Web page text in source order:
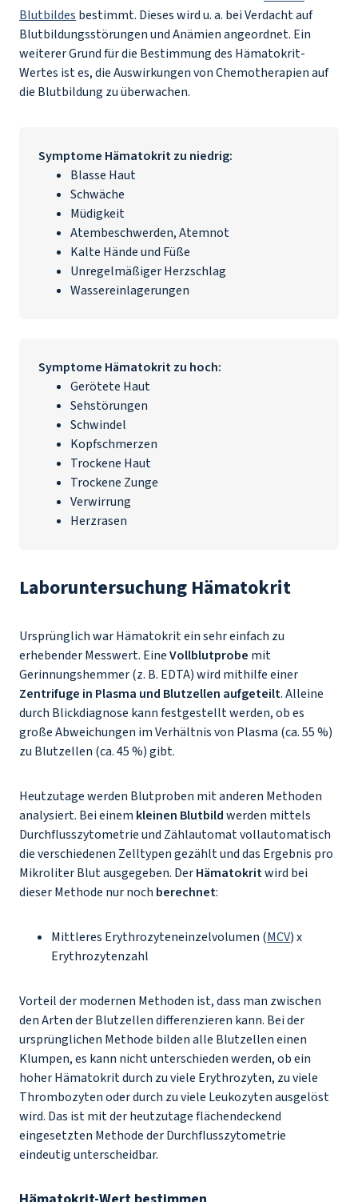
Blutbildes bestimmt. Dieses wird u. a. bei Verdacht auf
Blutbildungsstörungen und Anämien angeordnet. Ein
weiterer Grund für die Bestimmung des Hämatokrit-
Wertes ist es, die Auswirkungen von Chemotherapien auf
die Blutbildung zu überwachen.
Symptome Hämatokrit zu niedrig:
Blasse Haut
Schwäche
Müdigkeit
Atembeschwerden,Atemnot
Kalte Hände und Füße
Unregelmäßiger Herzschlag
Wassereinlagerungen
Symptome Hämatokrit zu hoch:
Gerötete Haut
Sehstörungen
Schwindel
Kopfschmerzen
Trockene Haut
Trockene Zunge
Verwirrung
Herzrasen
Laboruntersuchung Hämatokrit
Ursprünglich war Hämatokrit ein sehr einfach zu
erhebender Messwert. EineVollblutprobe mit
Gerinnungshemmer (z. B. EDTA) wird mithilfe einer
Zentrifuge in Plasma und Blutzellen aufgeteilt. Alleine
durch Blickdiagnose kann festgestellt werden, ob es
große Abweichungen im Verhältnis von Plasma (ca. 55 %)
zu Blutzellen (ca. 45 %) gibt.
Heutzutage werden Blutproben mit anderen Methoden
analysiert. Bei einem kleinen Blutbildwerden mittels
Durchflusszytometrie und Zählautomat vollautomatisch
die verschiedenen Zelltypen gezählt und das Ergebnis pro
Mikroliter Blut ausgegeben. DerHämatokritwird bei
dieser Methode nur noch berechnet:
Mittleres Erythrozyteneinzelvolumen (MCV) x
Erythrozytenzahl
Vorteil der modernen Methoden ist, dass man zwischen
den Arten der Blutzellen differenzieren kann. Bei der
ursprünglichen Methode bilden alle Blutzellen einen
Klumpen, es kann nicht unterschieden werden, ob ein
hoher Hämatokrit durch zu viele Erythrozyten, zu viele
Thrombozyten oder durch zu viele Leukozyten ausgelöst
wird. Das ist mit der heutzutage flächendeckend
eingesetzten Methode der Durchflusszytometrie
eindeutig unterscheidbar.